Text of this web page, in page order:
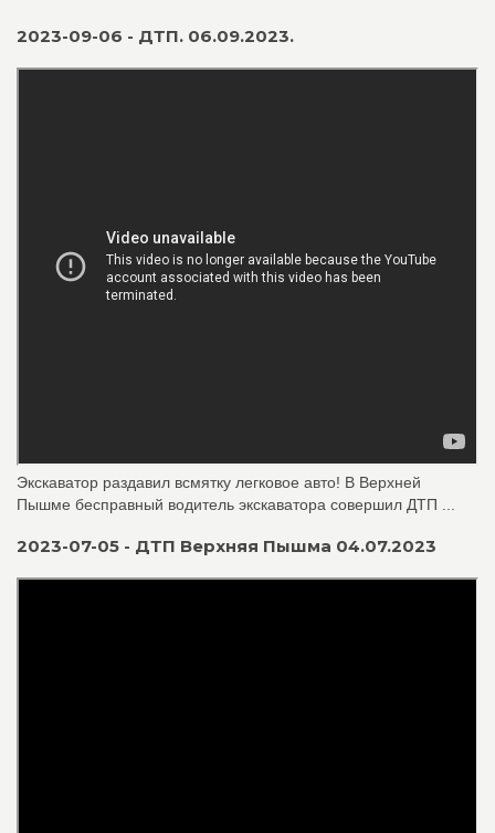
2023-09-06 - ДТП. 06.09.2023.
Экскаватор раздавил всмятку легковое авто! В Верхней
Пышме бесправный водитель экскаватора совершил ДТП ...
2023-07-05 - ДТП Верхняя Пышма 04.07.2023